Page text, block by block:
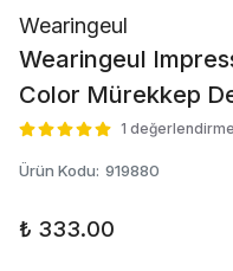
Wearingeul
Wearingeul
Color Mürekkep
1 değerlendirme
Ürün Kodu: 919880
₺ 333.00